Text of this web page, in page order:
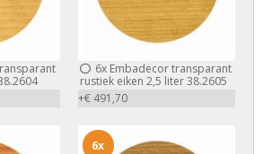
6xEmbadecor transparant
rustiek eiken 2,5 liter 38.2605
+€ 491,70
6x